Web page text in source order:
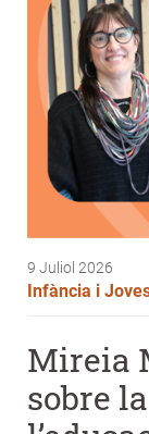
9 Juliol 2026
Infància i
Mireia
sobre